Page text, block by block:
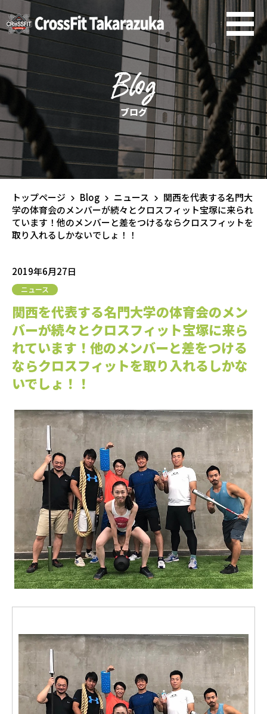
Blog
ブログ
トップページ Blog ニュース
関西を代表する名門大
学の体育会のメンバーが続々とクロスフィット宝塚に来られ
ています！他のメンバーと差をつけるならクロスフィットを
取り入れるしかないでしょ！！
2019年6月27日
ニュース
関西を代表する名門大学の体育会のメン
バーが続々とクロスフィット宝塚に来ら
れています！他のメンバーと差をつける
ならクロスフィットを取り入れるしかな
いでしょ！！